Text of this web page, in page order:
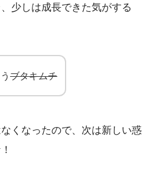
少しは成長できた気がする
ブタキムチ
くなったので、次は新しい惑